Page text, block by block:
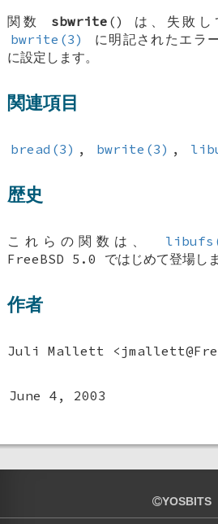
関数 sbwrite () は、失敗し
bwrite(3)
に明記されたエラ
に設定します。
関連項目
bread(3) , bwrite(3) ,
歴史
これらの関数は、
FreeBSD 5.0
ではじめて登場し
作者
Juli Mallett
June 4, 2003
YOSBITS